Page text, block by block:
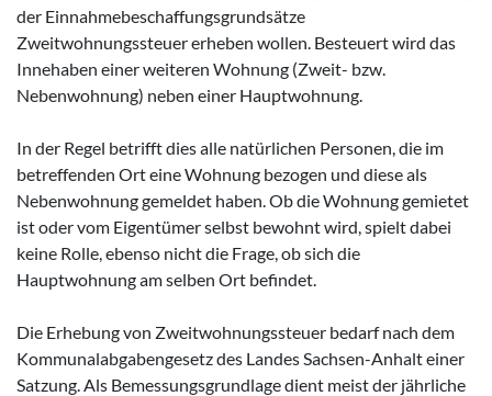
der Einnahmebeschaffungsgrundsätze
Zweitwohnungssteuer erheben wollen. Besteuert wird das
Innehaben einer weiteren Wohnung (Zweit- bzw.
Nebenwohnung) neben einer Hauptwohnung.
In der Regel betrifft dies alle natürlichen Personen, die im
betreffenden Ort eine Wohnung bezogen und diese als
Nebenwohnung gemeldet haben. Ob die Wohnung gemietet
ist oder vom Eigentümer selbst bewohnt wird, spielt dabei
keine Rolle, ebenso nicht die Frage, ob sich die
Hauptwohnung am selben Ort befindet.
Die Erhebung von Zweitwohnungssteuer bedarf nach dem
Kommunalabgabengesetz des Landes Sachsen-Anhalt einer
Satzung. Als Bemessungsgrundlage dient meist der jährliche